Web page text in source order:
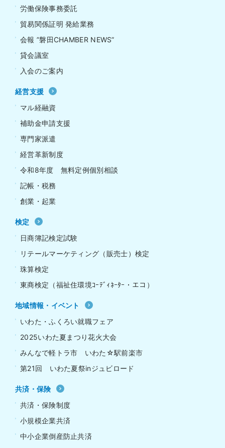
労働保険事務委託
貿易関係証明 発給業務
会報 ”磐田CHAMBER NEWS”
貸会議室
入会のご案内
経営支援
マル経融資
補助金申請支援
専門家派遣
経営革新制度
令和8年度 無料定例個別相談
記帳・税務
創業・起業
検定
日商簿記検定試験
リテールマーケティング（販売士）検定
珠算検定
東商検定（福祉住環境ｺｰﾃﾞｨﾈｰﾀｰ・エコ）
地域情報・イベント
いわた・ふくろい就職フェア
2025いわた夏まつり花火大会
みんなで軽トラ市 いわた☆駅前楽市
第21回 いわた夏祭inジュビロード
共済・保険
共済・保険制度
小規模企業共済
中小企業倒産防止共済